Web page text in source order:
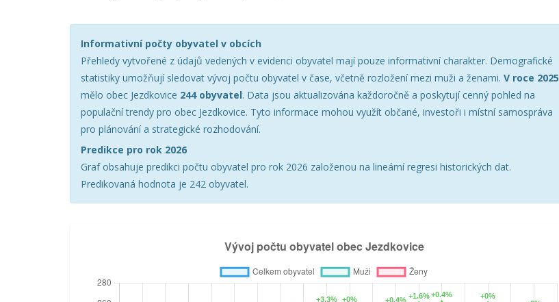
Informativní počty obyvatel v obcích
Přehledy vytvořené z údajů vedených v evidenci obyvatel mají pouze informativní charakter. Demografické
statistiky umožňují sledovat vývoj počtu obyvatel v čase, včetně rozložení mezi muži a ženami. V roce 2025
mělo obec Jezdkovice 244 obyvatel. Data jsou aktualizována každoročně a poskytují cenný pohled na
populační trendy pro obec Jezdkovice. Tyto informace mohou využít občané, investoři i místní samospráva
pro plánování a strategické rozhodování.
Predikce pro rok 2026
Graf obsahuje predikci počtu obyvatel pro rok 2026 založenou na lineární regresi historických dat.
Predikovaná hodnota je 242 obyvatel.